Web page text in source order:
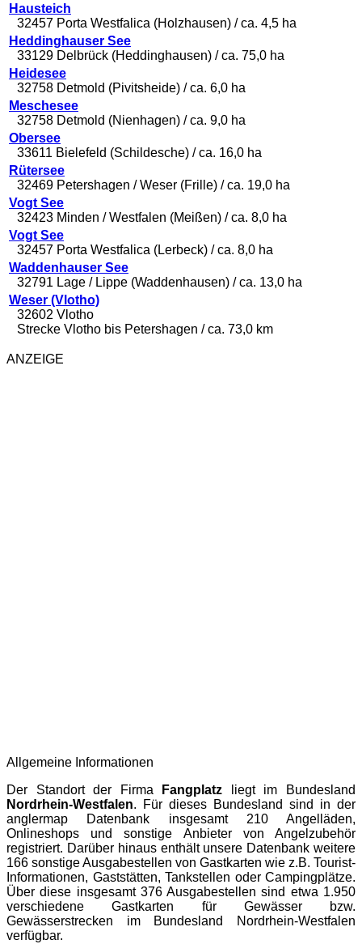
Hausteich
32457 Porta Westfalica (Holzhausen) / ca. 4,5 ha
Heddinghauser See
33129 Delbrück (Heddinghausen) / ca. 75,0 ha
Heidesee
32758 Detmold (Pivitsheide) / ca. 6,0 ha
Meschesee
32758 Detmold (Nienhagen) / ca. 9,0 ha
Obersee
33611 Bielefeld (Schildesche) / ca. 16,0 ha
Rütersee
32469 Petershagen / Weser (Frille) / ca. 19,0 ha
Vogt See
32423 Minden / Westfalen (Meißen) / ca. 8,0 ha
Vogt See
32457 Porta Westfalica (Lerbeck) / ca. 8,0 ha
Waddenhauser See
32791 Lage / Lippe (Waddenhausen) / ca. 13,0 ha
Weser (Vlotho)
32602 Vlotho
Strecke Vlotho bis Petershagen / ca. 73,0 km
ANZEIGE
Allgemeine Informationen
Der Standort der Firma
Fangplatz liegt im Bundesland
Nordrhein-Westfalen. Für dieses Bundesland sind in der
anglermap Datenbank insgesamt 210 Angelläden,
Onlineshops und sonstige Anbieter von Angelzubehör
registriert. Darüber hinaus enthält unsere Datenbank weitere
166 sonstige Ausgabestellen von Gastkarten wie z.B. Tourist-
Informationen, Gaststätten, Tankstellen oder Campingplätze.
Über diese insgesamt 376 Ausgabestellen sind etwa 1.950
verschiedene Gastkarten für Gewässer bzw.
Gewässerstrecken im Bundesland Nordrhein-Westfalen
verfügbar.